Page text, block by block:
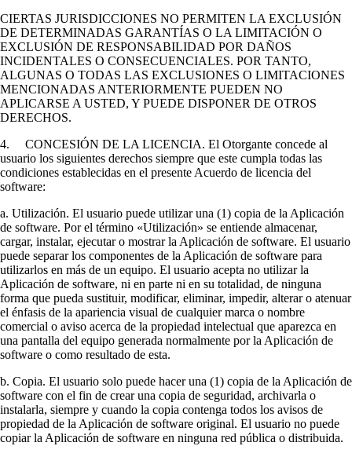
CIERTAS JURISDICCIONES NO PERMITEN LA EXCLUSIÓN
DE DETERMINADAS GARANTÍAS O LA LIMITACIÓN O
EXCLUSIÓN DE RESPONSABILIDAD POR DAÑOS
INCIDENTALES O CONSECUENCIALES. POR TANTO,
ALGUNAS O TODAS LAS EXCLUSIONES O LIMITACIONES
MENCIONADAS ANTERIORMENTE PUEDEN NO
APLICARSE A USTED, Y PUEDE DISPONER DE OTROS
DERECHOS.
4. CONCESIÓN DE LA LICENCIA. El Otorgante concede al
usuario los siguientes derechos siempre que este cumpla todas las
condiciones establecidas en el presente Acuerdo de licencia del
software:
a. Utilización. El usuario puede utilizar una (1) copia de la Aplicación
de software. Por el término «Utilización» se entiende almacenar,
cargar, instalar, ejecutar o mostrar la Aplicación de software. El usuario
puede separar los componentes de la Aplicación de software para
utilizarlos en más de un equipo. El usuario acepta no utilizar la
Aplicación de software, ni en parte ni en su totalidad, de ninguna
forma que pueda sustituir, modificar, eliminar, impedir, alterar o atenuar
el énfasis de la apariencia visual de cualquier marca o nombre
comercial o aviso acerca de la propiedad intelectual que aparezca en
una pantalla del equipo generada normalmente por la Aplicación de
software o como resultado de esta.
b. Copia. El usuario solo puede hacer una (1) copia de la Aplicación de
software con el fin de crear una copia de seguridad, archivarla o
instalarla, siempre y cuando la copia contenga todos los avisos de
propiedad de la Aplicación de software original. El usuario no puede
copiar la Aplicación de software en ninguna red pública o distribuida.